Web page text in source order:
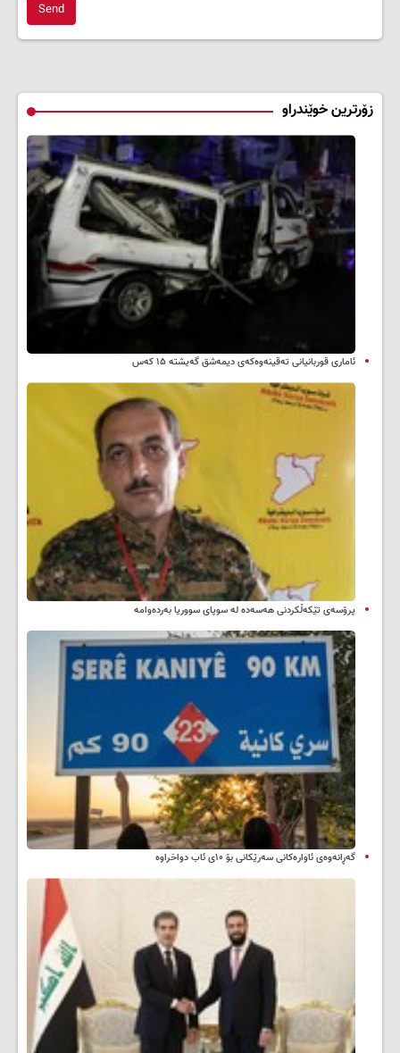
Send
زۆرترین خوێندراو
ئاماری قوربانیانی تەقینەوەکەی دیمەشق گەیشتە ۱۵ کەس
پرۆسەی تێکەڵکردنی هەسەدە لە سوپای سووریا بەردەوامە
گەڕانەوەی ئاوارەکانی سەرێکانی بۆ ۱۰ی ئاب دواخراوە